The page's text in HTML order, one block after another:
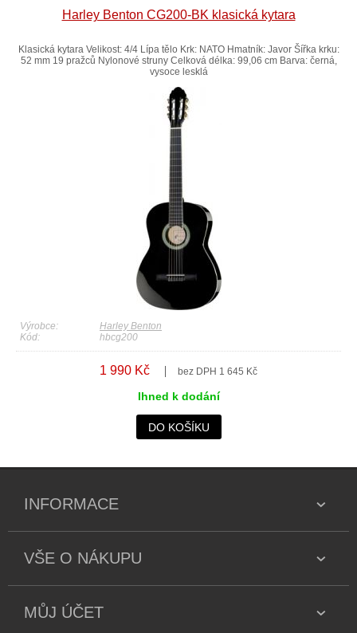
Harley Benton CG200-BK klasická kytara
Klasická kytara Velikost: 4/4 Lípa tělo Krk: NATO Hmatník: Javor Šířka krku:
52 mm 19 pražců Nylonové struny Celková délka: 99,06 cm Barva: černá,
vysoce lesklá
Výrobce:
Harley Benton
Kód:
hbcg200
1 990 Kč bez DPH 1 645 Kč
Ihned k dodání
DO KOŠÍKU
INFORMACE
VŠE O NÁKUPU
MŮJ ÚČET